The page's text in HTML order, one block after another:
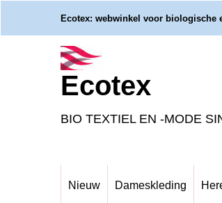
Ecotex: webwinkel voor biologische
Ecotex
BIO TEXTIEL EN -MODE
Nieuw Dameskleding